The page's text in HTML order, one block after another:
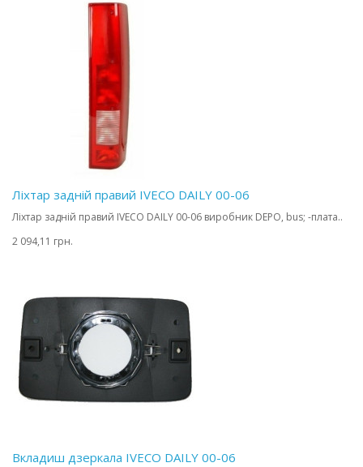
Ліхтар задній правий IVECO DAILY 00-06
Ліхтар задній правий IVECO DAILY 00-06 виробник DEPO, bus; -плата..
2 094,11 грн.
Вкладиш дзеркала IVECO DAILY 00-06